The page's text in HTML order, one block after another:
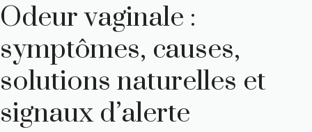
Odeur vaginale :
symptômes, causes,
solutions naturelles et
signaux d’alerte